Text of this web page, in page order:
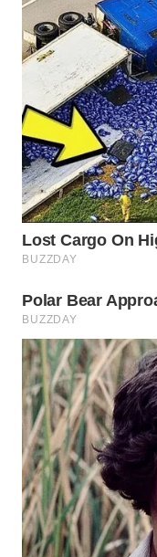
BOGOR
WN
DEPOK
WN
TAPANULI
UTARA
WN
PADANG
LAWAS
WN
SUMEDANG
WN
CIANJUR
WN
KEPULAUAN
SERIBU